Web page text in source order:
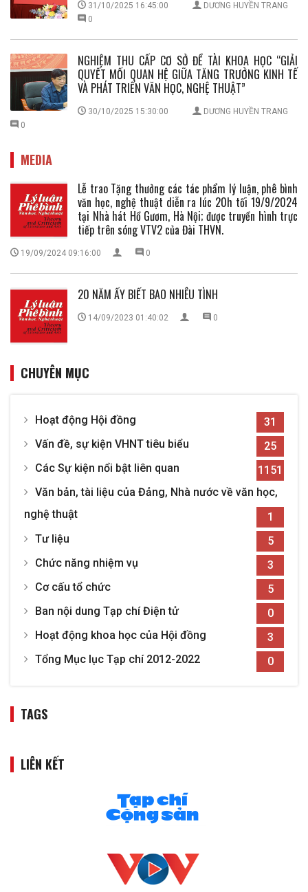
31/10/2025 16:45:00
DƯƠNG HUYỀN TRANG
0
NGHIỆM THU CẤP CƠ SỞ ĐỀ TÀI KHOA HỌC “GIẢI
QUYẾT MỐI QUAN HỆ GIỮA TĂNG TRƯỞNG KINH TẾ
VÀ PHÁT TRIỂN VĂN HỌC, NGHỆ THUẬT”
30/10/2025 15:30:00
DƯƠNG HUYỀN TRANG
0
MEDIA
Lễ trao Tặng thưởng các tác phẩm lý luận, phê bình
văn học, nghệ thuật diễn ra lúc 20h tối 19/9/2024
tại Nhà hát Hồ Gươm, Hà Nội; được truyền hình trực
tiếp trên sóng VTV2 của Đài THVN.
19/09/2024 09:16:00 0
20 NĂM ẤY BIẾT BAO NHIÊU TÌNH
14/09/2023 01:40:02 0
CHUYÊN MỤC
Hoạt động Hội đồng
31
Vấn đề, sự kiện VHNT tiêu biểu
25
Các Sự kiện nổi bật liên quan
1151
Văn bản, tài liệu của Đảng, Nhà nước về văn học,
nghệ thuật
1
Tư liệu
5
Chức năng nhiệm vụ
3
Cơ cấu tổ chức
5
Ban nội dung Tạp chí Điện tử
0
Hoạt động khoa học của Hội đồng
3
Tổng Mục lục Tạp chí 2012-2022
0
TAGS
LIÊN KẾT